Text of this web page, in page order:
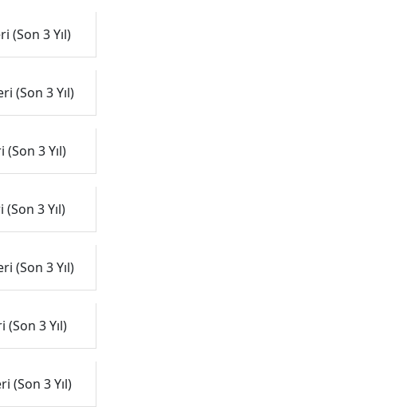
(Son 3 Yıl)
(Son 3 Yıl)
3 Yıl)
3 Yıl)
(Son 3 Yıl)
3 Yıl)
(Son 3 Yıl)